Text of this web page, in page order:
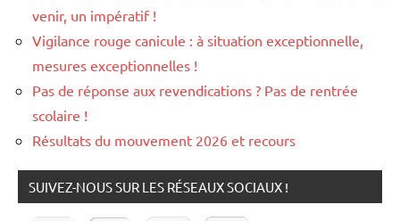
venir, un impératif !
Vigilance rouge canicule : à situation exceptionnelle,
mesures exceptionnelles !
Pas de réponse aux revendications ? Pas de rentrée
scolaire !
Résultats du mouvement 2026 et recours
SUIVEZ-NOUS SUR LES RÉSEAUX SOCIAUX !